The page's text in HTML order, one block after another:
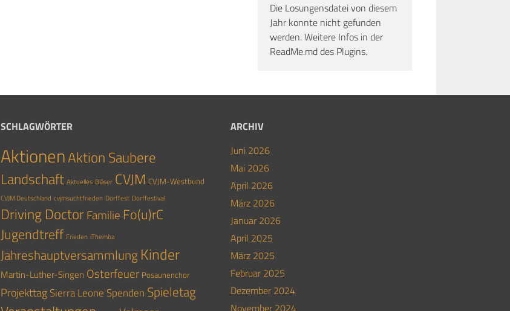
Die Losungensdatei von diesem
Jahr konnte nicht gefunden
werden. Weitere Infos in der
ReadMe.md des Plugins.
SCHLAGWÖRTER
AktionenAktion Saubere
Landschaft Aktuelles Bläser CVJM CVJM-Westbund
CVJM Deutschland cvjmsuchtfrieden Dorffest Dorffestival
Driving DoctorFamilie Fo(u)rC
Jugendtreff Frieden iThemba
JahreshauptversammlungKinder
Martin-Luther-Singen Osterfeuer Posaunenchor
Projekttag Sierra Leone Spenden Spieletag
ARCHIV
Juni 2026
Mai 2026
April 2026
März 2026
Januar 2026
April 2025
März 2025
Februar 2025
Dezember 2024
November 2024